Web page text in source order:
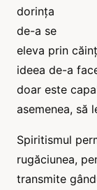
dorința
de-a se
eleva prin
ideea de-a
doar este
asemenea, să
Spiritismul
rugăciunea,
transmite